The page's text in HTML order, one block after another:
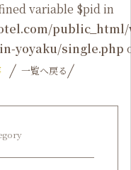
variable $pid in
yoyaku/single.php
一覧へ戻る